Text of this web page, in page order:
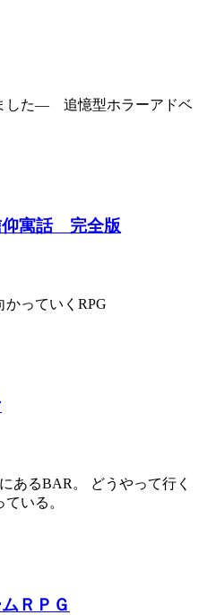
した― 追憶型ホラーアドベ
仰寓話 完全版
っていくRPG
あるBAR。 どうやって行く
いる。
ＲＰＧ